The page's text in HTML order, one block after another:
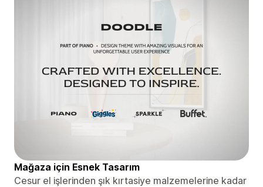
Mağaza için Esnek Tasarım
Cesur el işlerinden şık kırtasiye malzemelerine kadar